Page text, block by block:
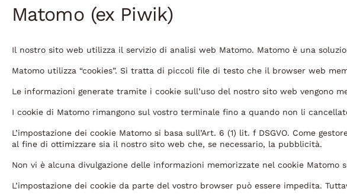
Matomo (ex Piwik)
Il nostro sito web utilizza il servizio di analisi web Matomo. Matomo è una
Matomo utilizza “cookies”. Si tratta di piccoli file di testo che il browser web
Le informazioni generate tramite i cookie sull’uso del nostro sito web vengono
I cookie di Matomo rimangono sul vostro terminale fino a quando non li
L’impostazione dei cookie Matomo si basa sull’Art. 6 (1) lit. f DSGVO. Come
al fine di ottimizzare sia il nostro sito web che, se necessario, la pubblicità.
Non vi è alcuna divulgazione delle informazioni memorizzate nel cookie Matomo
L’impostazione dei cookie da parte del vostro browser può essere impedita.